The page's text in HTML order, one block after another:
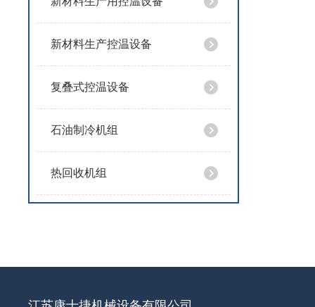
新材料生产控温设备
复叠式控温设备
石油制冷机组
热回收机组